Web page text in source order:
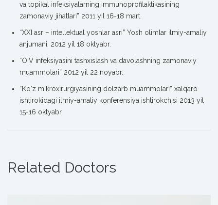
va topikal infeksiyalarning immunoprofilaktikasining
zamonaviy jihatlari” 2011 yil 16-18 mart.
“XXI asr – intellektual yoshlar asri” Yosh olimlar ilmiy-amaliy
anjumani, 2012 yil 18 oktyabr.
“OIV infeksiyasini tashxislash va davolashning zamonaviy
muammolari” 2012 yil 22 noyabr.
“Ko‘z mikroxirurgiyasining dolzarb muammolari” xalqaro
ishtirokidagi ilmiy-amaliy konferensiya ishtirokchisi 2013 yil
15-16 oktyabr.
Related Doctors